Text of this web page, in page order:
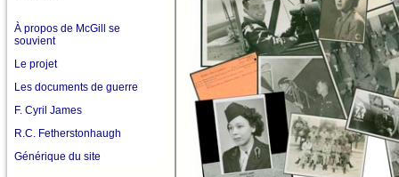
À propos de McGill se
souvient
Le projet
Les documents de guerre
F. Cyril James
R.C. Fetherstonhaugh
Générique du site